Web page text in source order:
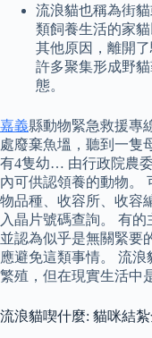
流浪貓也稱為街
類飼養生活的家
其他原因，離開
許多聚集形成野
態。
嘉義縣動物緊急救援專
處廢棄魚塭，聽到一隻
有4隻幼… 由行政院農
內可供認領養的動物。
物品種、收容所、收容
入晶片號碼查詢。 有的
並認為似乎是無關緊要
應避免這類事情。 流
繁殖，但在現實生活中
流浪貓喫什麼: 貓咪結